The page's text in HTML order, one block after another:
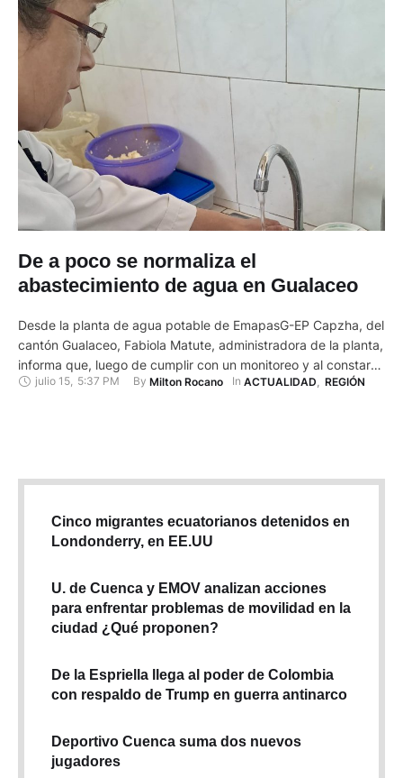
De a poco se normaliza el
abastecimiento de agua en Gualaceo
Desde la planta de agua potable de EmapasG-EP Capzha, del
cantón Gualaceo, Fabiola Matute, administradora de la planta,
informa que, luego de cumplir con un monitoreo y al constar
que la corriente está en los mínimos permitidos se empezó a
julio 15, 5:37 PM By Milton Rocano In ACTUALIDAD REGIÓN
Cinco migrantes ecuatorianos detenidos en
Londonderry, en EE.UU
U. de Cuenca y EMOV analizan acciones
para enfrentar problemas de movilidad en la
ciudad ¿Qué proponen?
De la Espriella llega al poder de Colombia
con respaldo de Trump en guerra antinarco
Deportivo Cuenca suma dos nuevos
jugadores